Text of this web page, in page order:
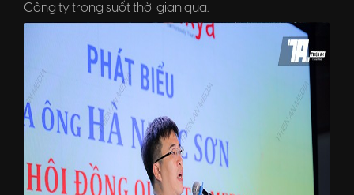
Công ty trong suốt thời gian qua.